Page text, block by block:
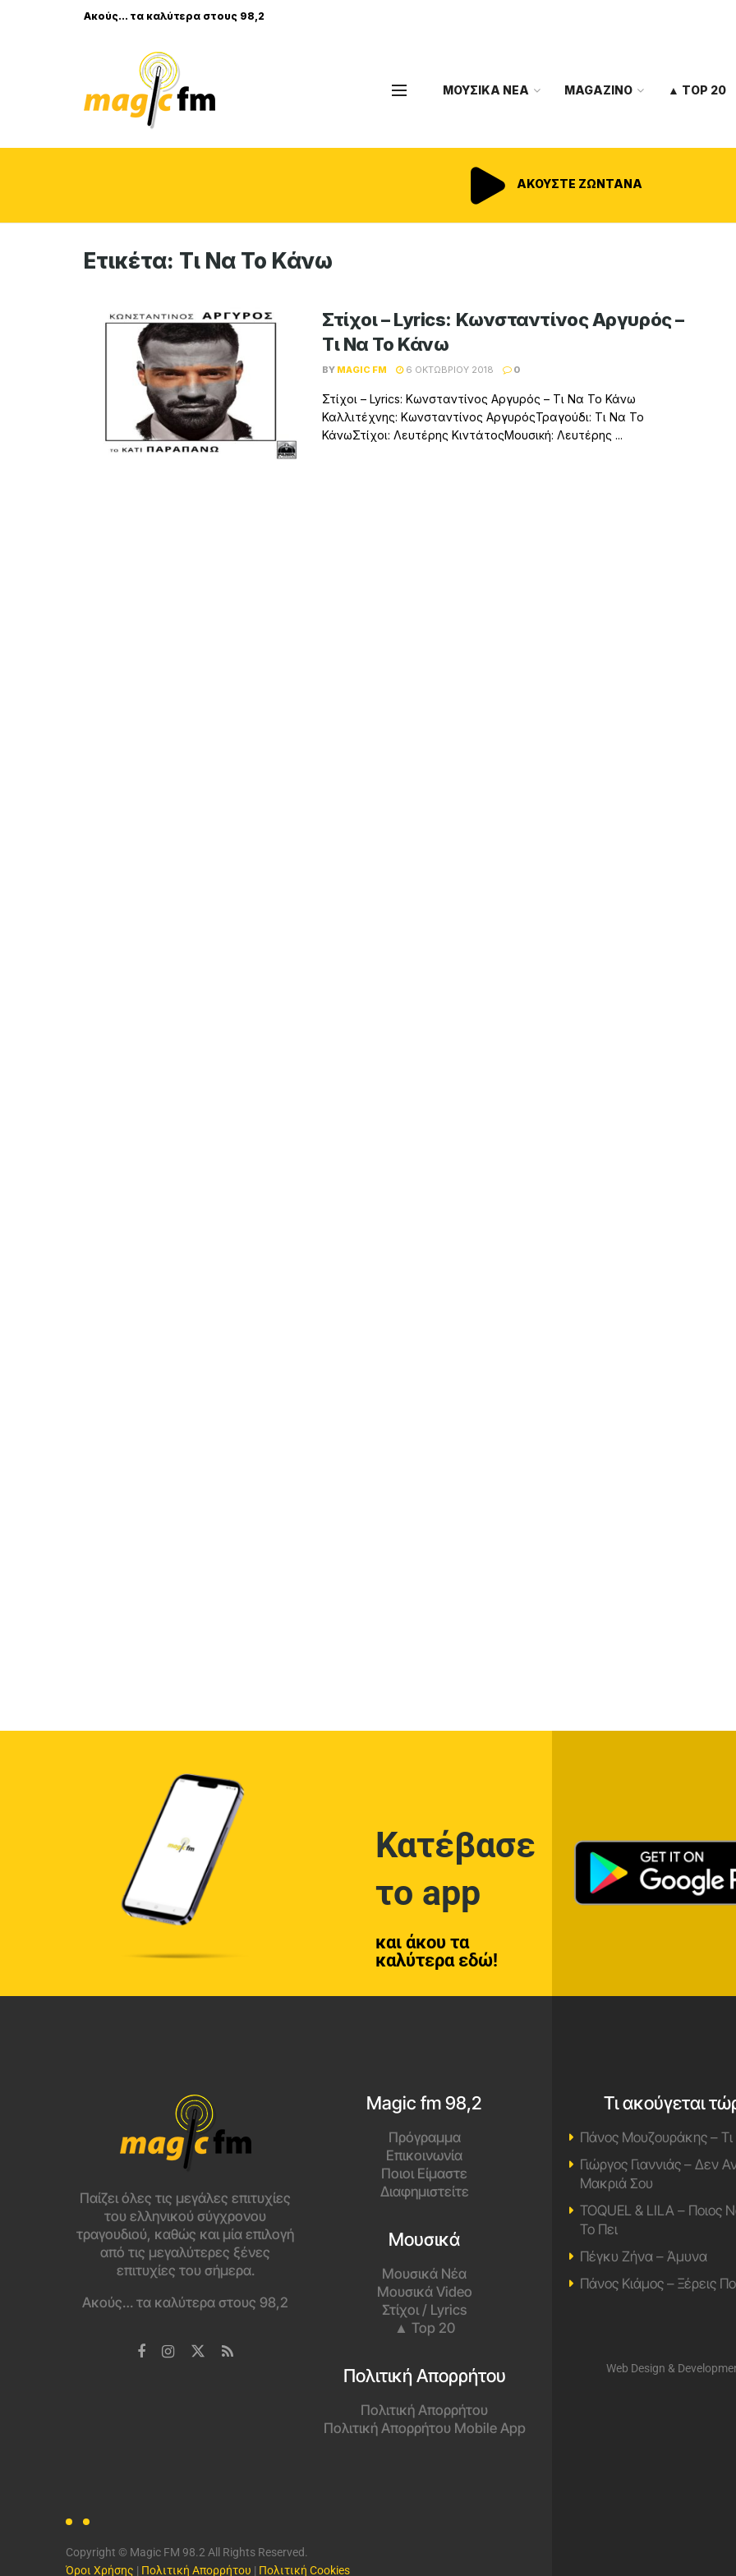
Ακούς... τα καλύτερα στους 98,2
ΜΟΥΣΙΚΑ ΝΕΑ MAGAZINO ▲ TOP 20
ΑΚΟΥΣΤΕ ΖΩΝΤΑΝΑ
Ετικέτα: Τι Να Το Κάνω
Στίχοι – Lyrics: Κωνσταντίνος Αργυρός –
Τι Να Το Κάνω
BY MAGIC FM 6 ΟΚΤΩΒΡΊΟΥ 2018 0
Στίχοι – Lyrics: Κωνσταντίνος Αργυρός – Τι Να Το Κάνω
Καλλιτέχνης: Κωνσταντίνος ΑργυρόςΤραγούδι: Τι Να Το
ΚάνωΣτίχοι: Λευτέρης ΚιντάτοςΜουσική: Λευτέρης ...
Κατέβασε
το app
και άκου τα
καλύτερα εδώ!
Παίζει όλες τις μεγάλες επιτυχίες
του ελληνικού σύγχρονου
τραγουδιού, καθώς και μία επιλογή
από τις μεγαλύτερες ξένες
επιτυχίες του σήμερα.
Ακούς… τα καλύτερα στους 98,2
Magic fm 98,2
Πρόγραμμα
Επικοινωνία
Ποιοι Είμαστε
Διαφημιστείτε
Μουσικά
Μουσικά Νέα
Μουσικά Video
Στίχοι / Lyrics
▲ Top 20
Πολιτική Απορρήτου
Πολιτική Απορρήτου
Πολιτική Απορρήτου Mobile App
Copyright © Magic FM 98.2 All Rights Reserved.
Όροι Χρήσης | Πολιτική Απορρήτου | Πολιτική Cookies
Τι ακούγεται
Πάνος Μουζουράκης – Τι
Γιώργος Γιαννιάς – Δεν
Μακριά Σου
TOQUEL & LILA – Ποιος
Το Πει
Πέγκυ Ζήνα – Άμυνα
Πάνος Κιάμος – Ξέρεις
Web Design &